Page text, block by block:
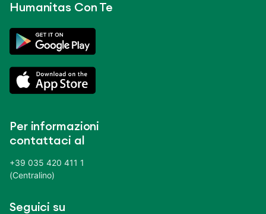
Humanitas Con Te
Per informazioni
contattaci al
+39 035 420 411 1
(Centralino)
Seguici su